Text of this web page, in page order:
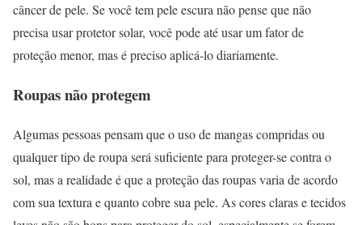
câncer de pele. Se você tem pele escura não pense que não
precisa usar protetor solar, você pode até usar um fator de
proteção menor, mas é preciso aplicá-lo diariamente.
Roupas não protegem
Algumas pessoas pensam que o uso de mangas compridas ou
qualquer tipo de roupa será suficiente para proteger-se contra o
sol, mas a realidade é que a proteção das roupas varia de acordo
com sua textura e quanto cobre sua pele. As cores claras e tecidos